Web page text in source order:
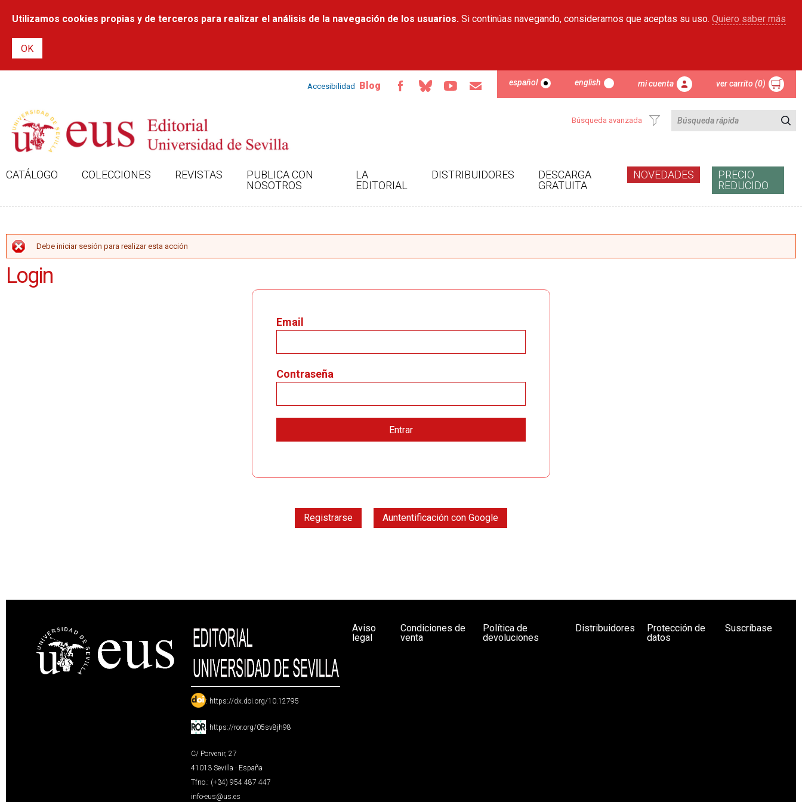
contenido
Utilizamos cookies propias y de terceros para realizar el análisis de la navegación de los usuarios. Si continúas navegando, consideramos que aceptas su uso. Quiero saber más
Accesibilidad Blog español english mi cuenta ver carrito (0)
Búsqueda avanzada
CATÁLOGO COLECCIONES REVISTAS
PUBLICA CON
NOSOTROS
LA
EDITORIAL
DISTRIBUIDORES
DESCARGA
GRATUITA
NOVEDADES
PRECIO
REDUCIDO
MENSAJE DE ERROR
Debe iniciar sesión para realizar esta acción
Login
Email
Contraseña
Registrarse Auntentificación con Google
: https://dx.doi.org/10.12795
: https://ror.org/05sv8jh98
C/ Porvenir, 27
41013 Sevilla · España
Tfno.: (+34) 954 487 447
info-eus@us.es
Aviso
legal
Condiciones de
venta
Política de
devoluciones
Distribuidores
Protección de
datos
Suscríbase